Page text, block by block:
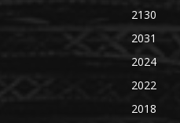
2130
2031
2024
2022
2018